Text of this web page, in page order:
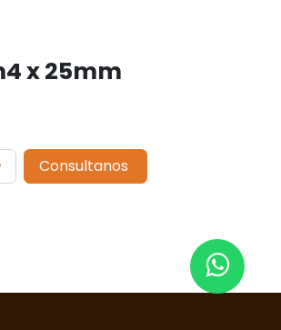
x 25mm
Consultanos